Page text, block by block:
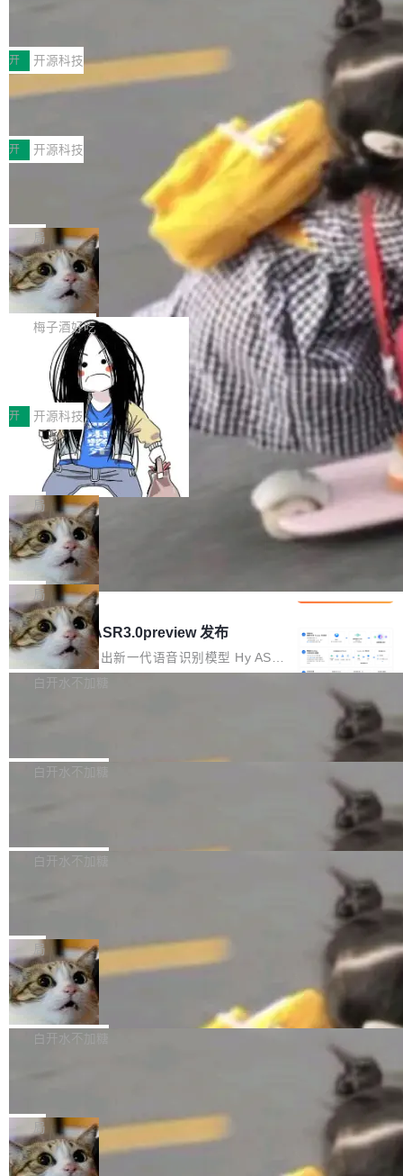
MPComm将作为一种传输引擎接入Mooncake T
ENT，实现零拷贝传输性能提升30%、非零拷贝
传输性能最高提升5倍。UCL-MPComm底层基
于自研UCL-Engine通信引擎，后续腾讯网平将
持续开源更多基于UCL-Engine的高性能通信组
件。 腾讯网平团队在UCL-MPComm中实现了一
个独立于业务线程的全局通信引擎（Engine），
型案例入选名单》，深信服“面向企业研发场景的
开源 AI 编程平台 CoStrict 应用”凭借卓越的技术
创新与落地成效成功入选。 全链路私有化部署，
助力企业AI研发安全落地 当前，越来越多企业已
经开始引入 AI Coding 工具，通过调用公有云模
型或企业内部部署模型提升研发效率。但随着 AI
Coding 从个人辅助工具逐步走向团队级、组织
级应用，企业在规模化落地过程中，对安全性、
可控性和代码质量提出了更高要求。 首先是数据
安全与合规要求。对于大多数普通研发场景，公
有云模型能够满足快速试用和效率提升的需求。
但对于金融、能源、医疗等对数据安全要求较...
开 开源科技
深信服AI算力网关入选工信部人工智能
前不久，工业和信息化部正式发布《2025年人工
智能应用典型案例名单》，集中展示人工智能在
各领域的应用成果，覆盖技术底座、行业赋能、
产品应用、支撑保障、专题等五大方向。深信服
AI算力网关（AI创新平台）成功入选！ 随着各行
各业的Agent走向规模化建设，算力构成形态逐
渐丰富，用户关注的重点也在发生变化：不只是
让AI用起来，还要进一步看清混合算力时代下，
Token花在哪里、算力是否被充分利用，以及持
续增长的AI成本该如何优化。 深信服AI算力网关
正是围绕这些实际问题，从Token治理和成本治
理两个方面，让用户的每一份算力都看得清、管
得住、用得稳、省得下、更安全！ 一、从现在开
始，Token使用一目...
开 开源科技
Jeff Dean 离开 Google：一个时代的结
束，一个实验室的开始
Google 员工编号 20。MapReduce 作者之一。
Bigtable 作者之一。TensorFlow 的作者之一。
Gemini 的架构师。Google 首席科学家。 Jeff D
ean 在 Google 工作了 27 年后，宣布离职。 他
不是一个人走。一同离开的还有 Sanjay Ghema
wat（Google 员工编号 23，Jeff Dean 二十多
年的编程搭档，MapReduce 和 Bigtable 的共同
作者）、Quoc Le（Google 大脑核心成员，Se
q2Seq 和 DocAI 的共同发明人）以及 Oriol Vin
yals（Gemini 联合负责人，AlphaSta...
局
🔥 SolonCode v2026.8.4 发布：界面
字体可调、22 种语言、记忆搜索增强
打开终端就能上岗的全中文编码智能体，这一轮
把「看得清、用母语、记得住」三件事一次补
齐。 SolonCode 是什么 SolonCode 是杭州无
耳科技研发的企业级终端编码智能体——一位全
中文驱动的数字员工，自主理解需求、规划步
骤、编写代码。不挑模型、不挑平台，curl 一行
装完即用。 开源地址：Gitee · GitCode · GitHu
b 安装 支持 Java 8+（8~26）、macOS / Linu
x / Windows / Harmony PC。 # macOS / Linu
x / Harmony PC curl -fsSL https://solon.noea
r.org/solon...
梅子酒好吃
让“代码语义理解”深度释放AI Coding
价值潜能：华为云码道（CodeArts）
代码仓技术解析
一、代码仓深度理解技术的作用与价值 在软件工
程实践中，代码仓是企业核心知识资产的主要载
体。企业级代码仓库通常包含数十万乃至数百万
个文件，其规模远超单次模型调用可承载的上下
文窗口。随着项目规模的持续扩张与代码历史的
不断累积，代码仓中的模块关系、接口契约、业
务逻辑等关键信息往往分散于数十乃至数百个文
件之中，形成高度复杂的知识关联网络。传统的
代码检索手段（如关键词匹配、目录遍历）仅能
在语法层面完成文本定位，难以触及代码的语义
内涵与结构关联，导致开发者使用代码智能体在
理解大规模代码仓时面临显著"代码仓理解"瓶
颈。 代码仓深度理解服务（以下简称" CodeBas
e深度理解服务"）是华为云码道（CodeA...
开 开源科技
一条“删库”命令跑 17 小时，算法工程
师删光 89TB 数据只为干私活
最高人民检察院8月4日公布了一起案件：北京一
名90后算法工程师王某，为了给自己接的私活腾
服务器空间，删光了公司AI游戏部门的全部核心
数据。 王某2024年1月入职东城区某科技公司AI
短剧部门，有互联网大厂背景。在公司内部架构
调整期间，部门三次通知全员将数据从A集群迁
移到B集群，王某都回复了"收到"。 他没有迁移
数据。2024年9月3日下午4点，他使用此前登录
的账号密码进入A集群，输入了一条被程序员圈
称为"删库跑路"的命令——最高管理员权限、无
自研的多个文生3D和...
局
Cloudflare 分享推理优化实践：KV ca
che 量化 + 权重压缩，吞吐量提升 4
1%，成本降 30%
Kimi 和 GLM 是当前最强的大模型系列之一，但
它们有一个共同的问题：太吃显存了。月之暗面
的 Kimi K 系列和智谱的 GLM 都是长上下文、M
oE 架构的大模型，好用到让人上瘾，但 GPU 显
存永远不够用。 Cloudflare 的 Workers AI 团队
一直在跑这些模型的推理。他们在官方博客上发
整性保护。效果是：吞吐量提升 41%，每 token
局
腾讯混元 Hy ASR3.0preview 发布
腾讯混元正式推出新一代语音识别模型 Hy ASR
3.0preview。基于最新一代大语言模型 Hy3 的
让语音识别不再只是听清，而是真正听懂。通过
w 不要求标准普通话，方言识别覆盖粤语、吴语
白开水不加糖
新和少量网页兼容性修复版本。 Changes/fixe
容提供的字体时出现的几个问题 为避免音频加
质的最低采样率）的音频格式将被拒绝 修复了 C
SS 圆角虚线样式中可能存在的问题 如果表单中
的图像元素不在同一个子树中，则它们将不再关
联 加...
白开水不加糖
发布的 Release Notes，他利用 AI 工具（如 Co
最强的若干项。对于尚未正式发版的 PG 19，则
通过拉取过去一年内（从 PG 18 Beta1 时间点
至今）的所有 commit，同样交由 AI 分析提炼。
经过人工复核，准确度令人满意。这一方法也为
社区爱好者提供了高效跟踪新版本的思路。
白开水不加糖
维护工作一直与我的日常工作、家务、社交生活
和休闲娱乐竞争时间。" 这是 libexpat 维护者 S
ebastian Pipping 写在博客里的话。8 月 4 日，
他宣布了一个新消息：从 2026 年 8 月 1 日起，
他可以全职维护 libexpat 了，最长 6 个月。发
库之一。你的操作系统、浏览器、无数的基础设
施软件，很可能都在用它。而过去十年，维护它
的人一直在用业余...
局
Firefox 153.0.3 发布
Firefox 153.0.3 现已发布，具体更新内容如
下： New Smart Window 包含多项增强功能：
gi?id=2019042">Bug&nbsp;2019042</a>）</l
i> <li>现在，助手可以直接使用 Exa 的网络搜索
结果回答问题，而无需将问题转交给搜索引擎。
白开水不加糖
的 npm 包。项目的核心论点是：容器不适合 Ag
ent 计算。真正适合的，是 Isolate。 Cloudflare
工程师在这件事上没什么可谦虚的——他们用 W
局
OpenAI 公开邮件和聊天记录回应苹果